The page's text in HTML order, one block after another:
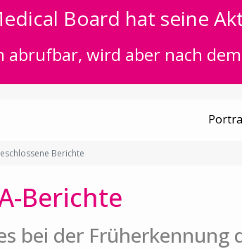
Board hat seine
abrufbar, wird aber nach
Berichte
Berichte
bei der Früherkennung